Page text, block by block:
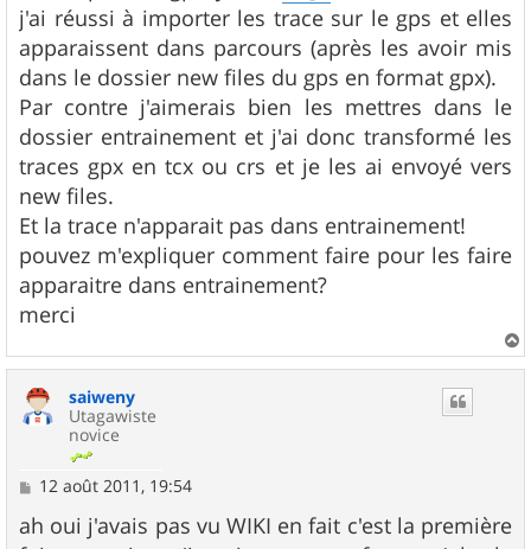
j'ai réussi à importer les trace sur le gps et elles
apparaissent dans parcours (après les avoir mis
dans le dossier new files du gps en format gpx).
Par contre j'aimerais bien les mettres dans le
dossier entrainement et j'ai donc transformé les
traces gpx en tcx ou crs et je les ai envoyé vers
new files.
Et la trace n'apparait pas dans entrainement!
pouvez m'expliquer comment faire pour les faire
apparaitre dans entrainement?
merci
a
saiweny
Utagawiste
novice
M
s
s
12 août 2011, 19:54
ah oui j'avais pas vu WIKI en fait c'est la première